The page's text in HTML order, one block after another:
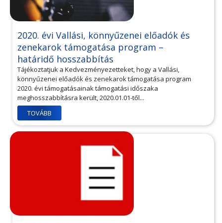
2020. évi Vallási, könnyűzenei előadók és
zenekarok támogatása program –
határidő hosszabbítás
Tájékoztatjuk a Kedvezményezetteket, hogy a Vallási,
könnyűzenei előadók és zenekarok támogatása program
2020. évi támogatásainak támogatási időszaka
meghosszabbításra került, 2020.01.01-től...
TOVÁBB